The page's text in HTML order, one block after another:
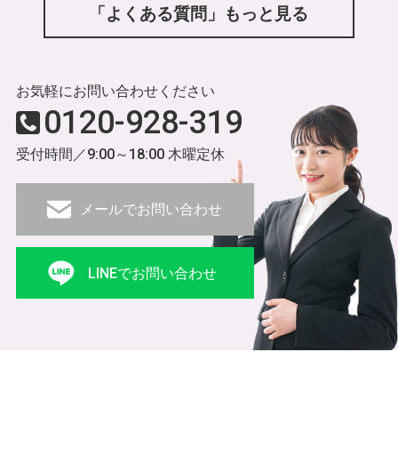
「よくある質問」もっと見る
お気軽にお問い合わせください
0120-928-319
受付時間／9:00～18:00 木曜定休
メールでお問い合わせ
LINEでお問い合わせ